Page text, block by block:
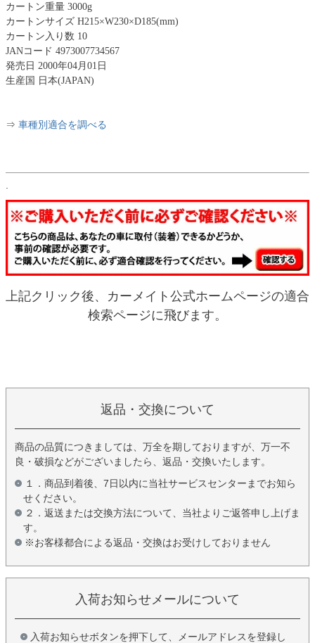
カートン重量 3000g
カートンサイズ H215×W230×D185(mm)
カートン入り数 10
JANコード 4973007734567
発売日 2000年04月01日
生産国 日本(JAPAN)
⇒ 車種別適合を調べる
上記クリック後、カーメイト公式ホームページの適合
検索ページに飛びます。
返品・交換について
商品の品質につきましては、万全を期しておりますが、万一不
良・破損などがございましたら、返品・交換いたします。
１．商品到着後、7日以内に当社サービスセンターまでお知ら
せください。
２．返送または交換方法について、当社よりご返答申し上げま
す。
※お客様都合による返品・交換はお受けしておりません
入荷お知らせメールについて
入荷お知らせボタンを押下して、メールアドレスを登録し